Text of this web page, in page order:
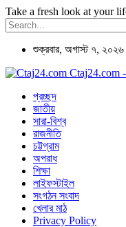
Take a fresh look at your
শুক্রবার, অগাস্ট ৭, ২০২৬
Ctaj24.com
প্রচ্ছদ
জাতীয়
সারা-বিশ্ব
রাজনীতি
চট্টগ্রাম
অপরাধ
শিক্ষা
লাইফস্টাইল
সংগঠন সংবাদ
খেলার মাঠ
Privacy Policy